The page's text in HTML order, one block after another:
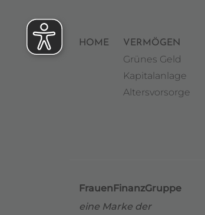
HOME VERMÖGEN
Grünes Geld
Kapitalanlage
Altersvorsorge
FrauenFinanzGruppe
eine Marke der